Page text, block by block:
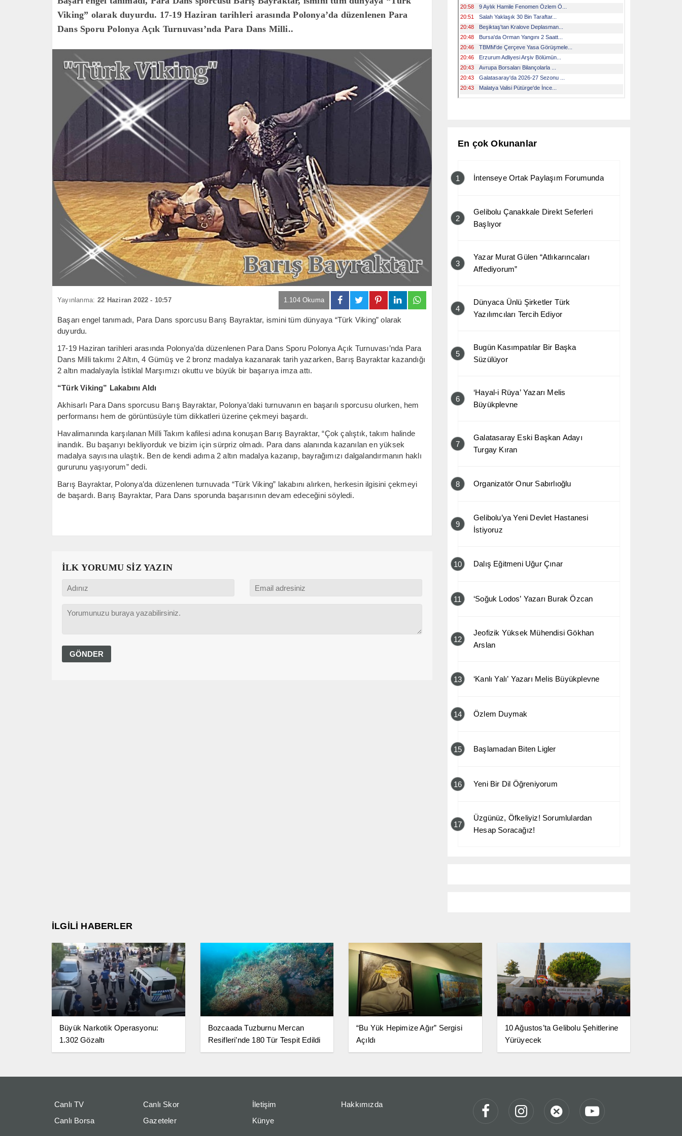
Viking” olarak duyurdu. 17-19 Haziran tarihleri arasında Polonya’da düzenlenen Para
Dans Sporu Polonya Açık Turnuvası’nda Para Dans Milli..
Yayınlanma: 22 Haziran 2022 - 10:57 1.104 Okuma
Başarı engel tanımadı, Para Dans sporcusu Barış Bayraktar, ismini tüm dünyaya “Türk Viking” olarak
duyurdu.
17-19 Haziran tarihleri arasında Polonya’da düzenlenen Para Dans Sporu Polonya Açık Turnuvası’nda Para
Dans Milli takımı 2 Altın, 4 Gümüş ve 2 bronz madalya kazanarak tarih yazarken, Barış Bayraktar kazandığı
2 altın madalyayla İstiklal Marşımızı okuttu ve büyük bir başarıya imza attı.
“Türk Viking” Lakabını Aldı
Akhisarlı Para Dans sporcusu Barış Bayraktar, Polonya’daki turnuvanın en başarılı sporcusu olurken, hem
performansı hem de görüntüsüyle tüm dikkatleri üzerine çekmeyi başardı.
Havalimanında karşılanan Milli Takım kafilesi adına konuşan Barış Bayraktar, “Çok çalıştık, takım halinde
inandık. Bu başarıyı bekliyorduk ve bizim için sürpriz olmadı. Para dans alanında kazanılan en yüksek
madalya sayısına ulaştık. Ben de kendi adıma 2 altın madalya kazanıp, bayrağımızı dalgalandırmanın haklı
gururunu yaşıyorum” dedi.
Barış Bayraktar, Polonya’da düzenlenen turnuvada “Türk Viking” lakabını alırken, herkesin ilgisini çekmeyi
de başardı. Barış Bayraktar, Para Dans sporunda başarısının devam edeceğini söyledi.
İLK YORUMU SİZ YAZIN
En çok Okunanlar
1 İntenseye Ortak Paylaşım Forumunda
2
Gelibolu Çanakkale Direkt Seferleri
Başlıyor
3
Yazar Murat Gülen “Atlıkarıncaları
Affediyorum”
4
Dünyaca Ünlü Şirketler Türk
Yazılımcıları Tercih Ediyor
5
Bugün Kasımpatılar Bir Başka
Süzülüyor
6
‘Hayal-i Rüya’ Yazarı Melis
Büyükplevne
7
Galatasaray Eski Başkan Adayı
Turgay Kıran
8 Organizatör Onur Sabırlıoğlu
9
Gelibolu’ya Yeni Devlet Hastanesi
İstiyoruz
10 Dalış Eğitmeni Uğur Çınar
11 ‘Soğuk Lodos’ Yazarı Burak Özcan
12
Jeofizik Yüksek Mühendisi Gökhan
Arslan
13 ‘Kanlı Yalı’ Yazarı Melis Büyükplevne
14 Özlem Duymak
15 Başlamadan Biten Ligler
16 Yeni Bir Dil Öğreniyorum
17
Üzgünüz, Öfkeliyiz! Sorumlulardan
Hesap Soracağız!
İLGİLİ HABERLER
Büyük Narkotik Operasyonu:
1.302 Gözaltı
Bozcaada Tuzburnu Mercan
Resifleri’nde 180 Tür Tespit Edildi
“Bu Yük Hepimize Ağır” Sergisi
Açıldı
10 Ağustos’ta Gelibolu Şehitlerine
Yürüyecek
Canlı TV
Canlı Skor
Canlı Borsa
Gazeteler
İletişim
Hakkımızda
Künye